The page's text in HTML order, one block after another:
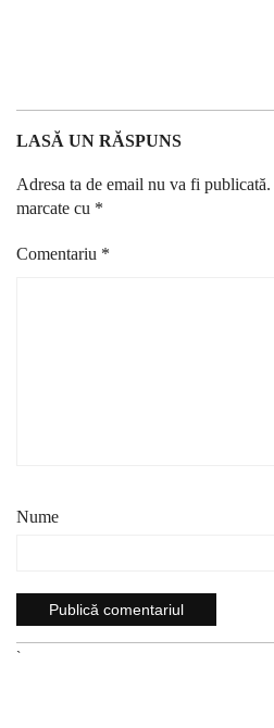
LASĂ UN RĂSPUNS
Adresa ta de email nu va fi publicată.
marcate cu *
Comentariu *
Nume
`